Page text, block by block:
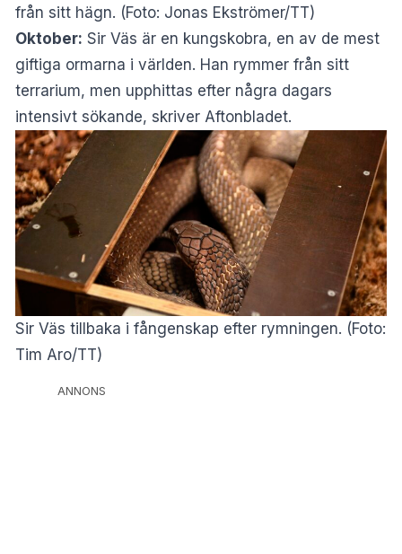
från sitt hägn. (Foto: Jonas Ekströmer/TT)
Oktober: Sir Väs är en kungskobra, en av de mest
giftiga ormarna i världen. Han rymmer från sitt
terrarium, men upphittas efter några dagars
intensivt sökande, skriver Aftonbladet.
Sir Väs tillbaka i fångenskap efter rymningen. (Foto:
Tim Aro/TT)
ANNONS